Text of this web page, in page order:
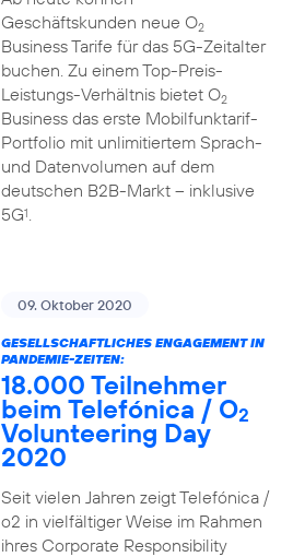
Geschäftskunden neue O2
Business Tarife für das 5G-Zeitalter
buchen. Zu einem Top-Preis-
Leistungs-Verhältnis bietet O2
Business das erste Mobilfunktarif-
Portfolio mit unlimitiertem Sprach-
und Datenvolumen auf dem
deutschen B2B-Markt – inklusive
5G1.
09. Oktober 2020
GESELLSCHAFTLICHES ENGAGEMENT IN
PANDEMIE-ZEITEN:
18.000 Teilnehmer
beim Telefónica / O2
Volunteering Day
2020
Seit vielen Jahren zeigt Telefónica /
o2 in vielfältiger Weise im Rahmen
ihres Corporate Responsibility